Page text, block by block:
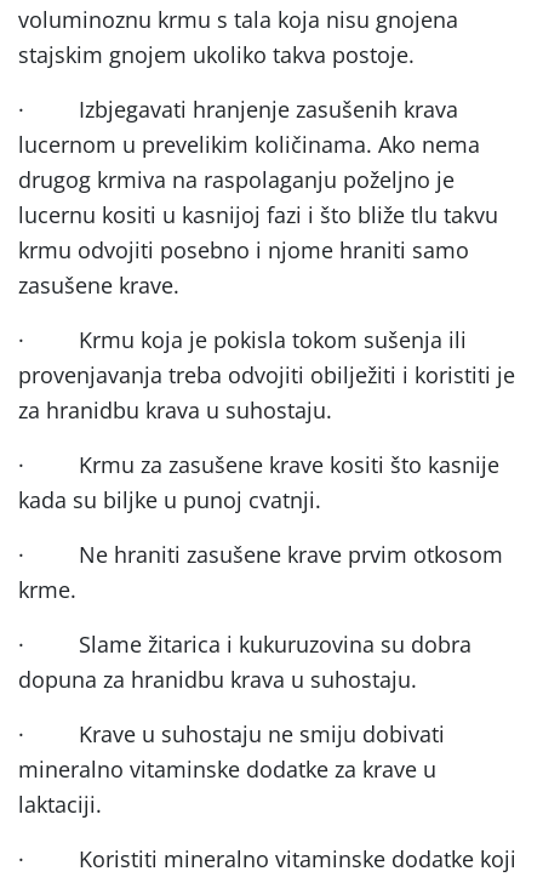
voluminoznu krmu s tala koja nisu gnojena
stajskim gnojem ukoliko takva postoje.
·
Izbjegavati hranjenje zasušenih krava
lucernom u prevelikim količinama. Ako nema
drugog krmiva na raspolaganju poželjno je
lucernu kositi u kasnijoj fazi i što bliže tlu takvu
krmu odvojiti posebno i njome hraniti samo
zasušene krave.
·
Krmu koja je pokisla tokom sušenja ili
provenjavanja treba odvojiti obilježiti i koristiti je
za hranidbu krava u suhostaju.
·
Krmu za zasušene krave kositi što kasnije
kada su biljke u punoj cvatnji.
·
Ne hraniti zasušene krave prvim otkosom
krme.
·
Slame žitarica i kukuruzovina su dobra
dopuna za hranidbu krava u suhostaju.
·
Krave u suhostaju ne smiju dobivati
mineralno vitaminske dodatke za krave u
laktaciji.
·
Koristiti mineralno vitaminske dodatke koji